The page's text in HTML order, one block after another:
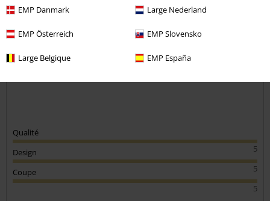
EMP Danmark Large Nederland
EMP Österreich EMP Slovensko
Large Belgique EMP España
Envoyer le commentaire
Hauteur en mètres: 1,90
Juste parfait, il sera top pour les futurs concerts et festivals
Qualité
5
Design
5
Coupe
5